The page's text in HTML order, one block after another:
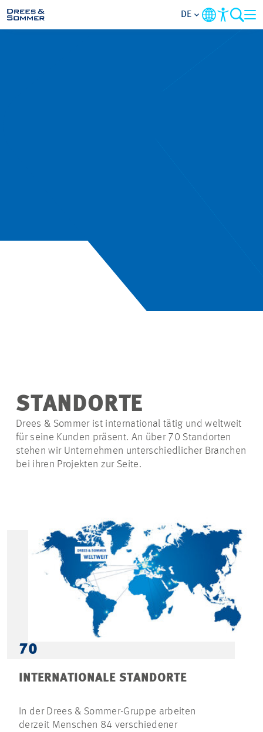
DE
STANDORTE
Drees & Sommer ist international tätig und weltweit
für seine Kunden präsent. An über 70 Standorten
stehen wir Unternehmen unterschiedlicher Branchen
bei ihren Projekten zur Seite.
70
INTERNATIONALE STANDORTE
In der Drees & Sommer-Gruppe arbeiten
derzeit Menschen 84 verschiedener